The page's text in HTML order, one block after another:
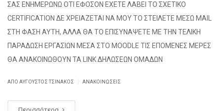
ΣΑΣ ΕΝΗΜΕΡΩΝΩ ΟΤΙ ΕΦΟΣΟΝ ΕΧΕΤΕ ΛΑΒΕΙ ΤΟ ΣΧΕΤΙΚΟ
CERTIFICATION ΔΕ ΧΡΕΙΑΖΕΤΑΙ ΝΑ ΜΟΥ ΤΟ ΣΤΕΙΛΕΤΕ ΜΕΣΩ ΜAIL
ΣΤΗ ΦΑΣΗ ΑΥΤΗ, ΑΛΛΑ ΘΑ ΤΟ ΕΠΙΣΥΝΑΨΕΤΕ ΜΕ ΤΗΝ ΤΕΛΙΚΗ
ΠΑΡΑΔΩΣΗ ΕΡΓΑΣΙΩΝ ΜΕΣΑ ΣΤΟ MOODLE ΤΙΣ ΕΠΟΜΕΝΕΣ ΜΕΡΕΣ
ΘΑ ΑΝΑΚΟΙΝΩΘΟΥΝ ΤΑ LINK ΔΗΛΩΣΕΩΝ ΟΜΑΔΩΝ
ΑΠΌ ΑΎΓΟΥΣΤΟΣ ΤΣΙΝΆΚΟΣ ΑΝΑΚΟΙΝΏΣΕΙΣ